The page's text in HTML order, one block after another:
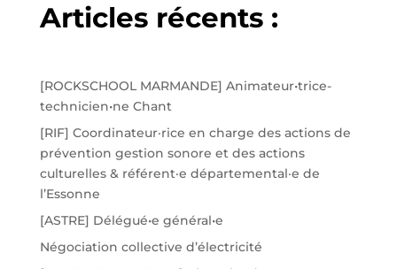
Articles récents :
[ROCKSCHOOL MARMANDE] Animateur•trice-
technicien•ne Chant
[RIF] Coordinateur·rice en charge des actions de
prévention gestion sonore et des actions
culturelles & référent·e départemental·e de
l’Essonne
[ASTRE] Délégué•e général•e
Négociation collective d’électricité